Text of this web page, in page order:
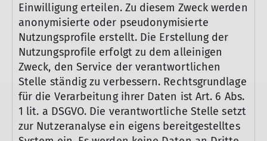
Einwilligung erteilen. Zu diesem Zweck werden
anonymisierte oder pseudonymisierte
Nutzungsprofile erstellt. Die Erstellung der
Nutzungsprofile erfolgt zu dem alleinigen
Zweck, den Service der verantwortlichen
Stelle ständig zu verbessern. Rechtsgrundlage
für die Verarbeitung ihrer Daten ist Art. 6 Abs.
1 lit. a DSGVO. Die verantwortliche Stelle setzt
zur Nutzeranalyse ein eigens bereitgestelltes